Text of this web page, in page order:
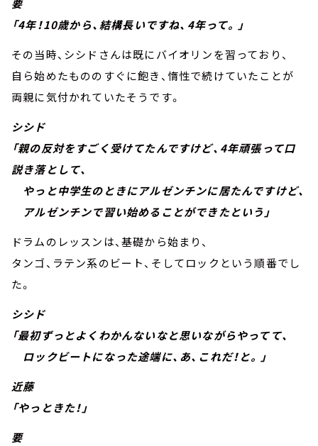
要
「4年！10歳から、結構長いですね、4年って。」
その当時、シシドさんは既にバイオリンを習っており、
自ら始めたもののすぐに飽き、惰性で続けていたことが
両親に気付かれていたそうです。
シシド
「親の反対をすごく受けてたんですけど、4年頑張って口
説き落として、
やっと中学生のときにアルゼンチンに居たんですけど、
アルゼンチンで習い始めることができたという」
ドラムのレッスンは、基礎から始まり、
タンゴ、ラテン系のビート、そしてロックという順番でし
た。
シシド
「最初ずっとよくわかんないなと思いながらやってて、
ロックビートになった途端に、あ、これだ！と。」
近藤
「やっときた！」
要